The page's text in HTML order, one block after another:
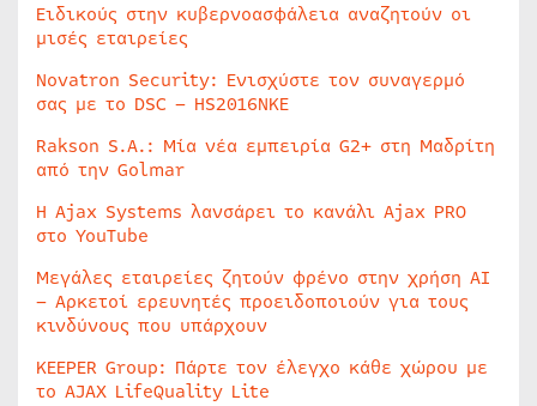
Ειδικούς στην κυβερνοασφάλεια αναζητούν οι
μισές εταιρείες
Novatron Security: Ενισχύστε τον συναγερμό
σας με το DSC – HS2016NKE
Rakson S.A.: Μία νέα εμπειρία G2+ στη Μαδρίτη
από την Golmar
Η Ajax Systems λανσάρει το κανάλι Ajax PRO
στο YouTube
Μεγάλες εταιρείες ζητούν φρένο στην χρήση AI
– Αρκετοί ερευνητές προειδοποιούν για τους
κινδύνους που υπάρχουν
KEEPER Group: Πάρτε τον έλεγχο κάθε χώρου με
το AJAX LifeQuality Lite